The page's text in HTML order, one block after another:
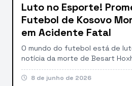
Luto no Esporte!
Futebol de Kosovo
em Acidente Fatal
O mundo do futebol está de
notícia da morte de Besart
uma jovem promessa de
que era visto como um talento
8 de junho de 2026